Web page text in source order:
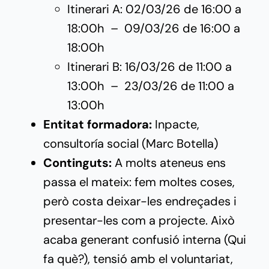
Itinerari A: 02/03/26 de 16:00 a
18:00h – 09/03/26 de 16:00 a
18:00h
Itinerari B: 16/03/26 de 11:00 a
13:00h – 23/03/26 de 11:00 a
13:00h
Entitat formadora:Inpacte,
consultoría social (Marc Botella)
Continguts:A molts ateneus ens
passa el mateix: fem moltes coses,
però costa deixar-les endreçades i
presentar-les com a projecte. Això
acaba generant confusió interna (Qui
fa què?), tensió amb el voluntariat,